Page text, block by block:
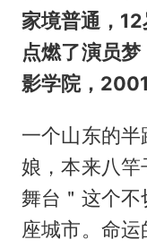
家境普通，
点燃了演员
影学院，
一个山东的
娘，本来八
舞台＂这个
座城市。命